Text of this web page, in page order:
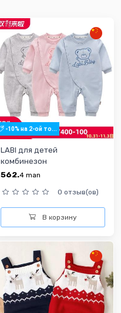
-10% на 2-ой то...
LABI для детей
комбинезон
562.4 man
0 отзыв(ов)
В корзину